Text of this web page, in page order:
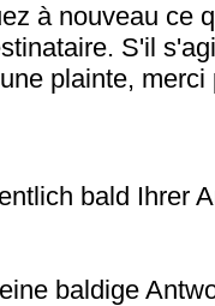
à nouveau ce
S'il
plainte, merci
bald Ihrer
baldige